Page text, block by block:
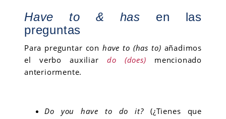
Have to & has en las
preguntas
Para preguntar con have to (has to) añadimos
el verbo auxiliar do (does) mencionado
anteriormente.
Do you have to do it?(¿Tienes que